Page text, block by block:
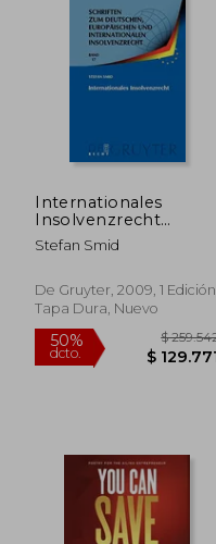
50%
Internationales
Insolvenzrecht
(Schriften zum
Deutschen, Europ
Internationalen in)
(en Alemán)
Stefan Smid
De Gruyter, 2009, 1 Edición,
Tapa Dura, Nuevo